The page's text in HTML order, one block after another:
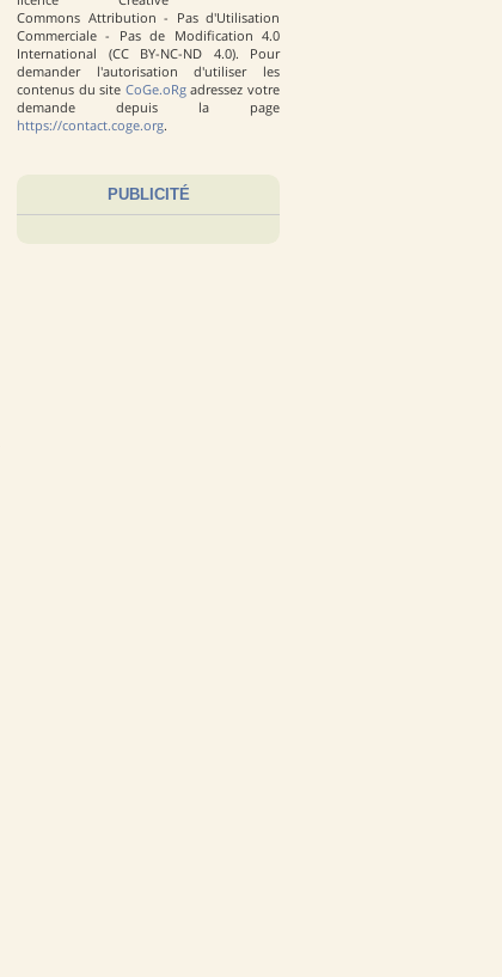
Commons Attribution - Pas d'Utilisation
Commerciale - Pas de Modification 4.0
International (CC BY-NC-ND 4.0). Pour
demander l'autorisation d'utiliser les
contenus du site CoGe.oRgadressez votre
demande depuis la page
https://contact.coge.org.
PUBLICITÉ